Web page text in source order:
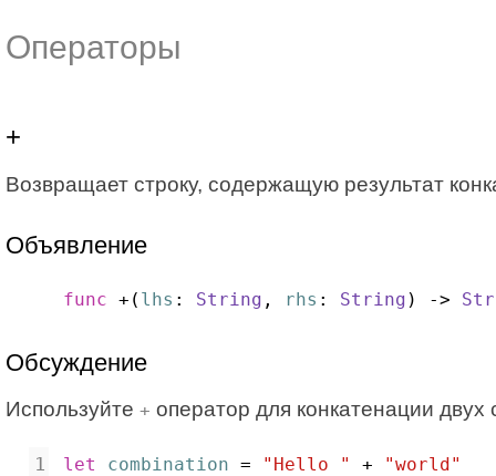
Операторы
+
Возвращает строку, содержащую результат
Объявление
func +( lhs : String , rhs : String ) ->
Обсуждение
Используйте + оператор для конкатенации двух
let combination = "Hello " +
"world"